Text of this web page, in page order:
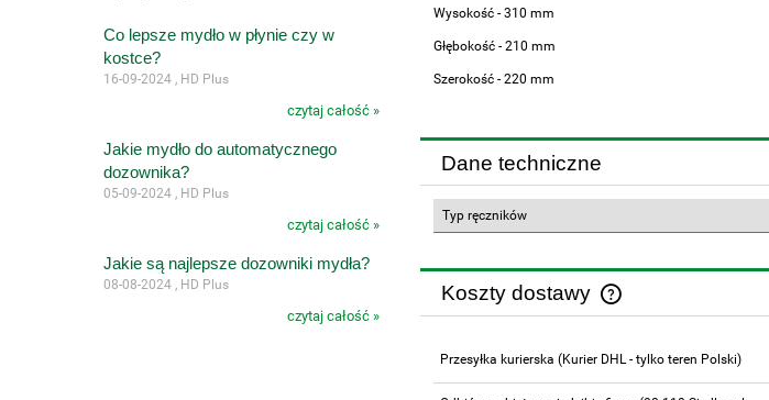
Co lepsze mydło w płynie czy w
kostce?
16-09-2024 , HD Plus
czytaj całość »
Jakie mydło do automatycznego
dozownika?
05-09-2024 , HD Plus
czytaj całość »
Jakie są najlepsze dozowniki mydła?
08-08-2024 , HD Plus
czytaj całość »
Wysokość - 310 mm
Głębokość - 210 mm
Szerokość - 220 mm
Dane techniczne
Typ ręczników
Koszty dostawy
płatności
Przesyłka kurierska (Kurier DHL - tylko teren Polski)